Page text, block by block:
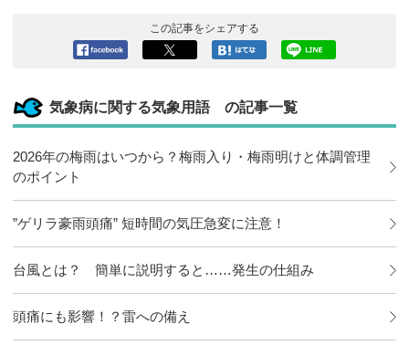
この記事をシェアする
ックマー
クに追加
気象病に関する気象用語 の記事一覧
2026年の梅雨はいつから？梅雨入り・梅雨明けと体調管理
のポイント
”ゲリラ豪雨頭痛” 短時間の気圧急変に注意！
台風とは？ 簡単に説明すると……発生の仕組み
頭痛にも影響！？雷への備え